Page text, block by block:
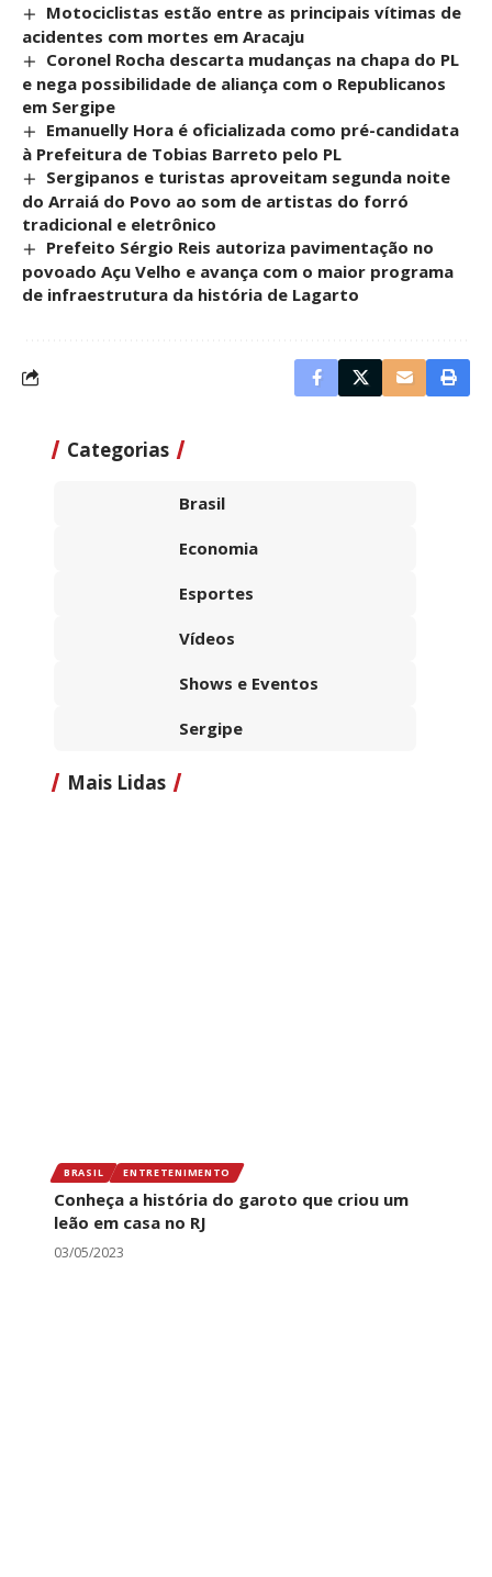
Motociclistas estão entre as principais vítimas de
acidentes com mortes em Aracaju
Coronel Rocha descarta mudanças na chapa do PL
e nega possibilidade de aliança com o Republicanos
em Sergipe
Emanuelly Hora é oficializada como pré-candidata
à Prefeitura de Tobias Barreto pelo PL
Sergipanos e turistas aproveitam segunda noite
do Arraiá do Povo ao som de artistas do forró
tradicional e eletrônico
Prefeito Sérgio Reis autoriza pavimentação no
povoado Açu Velho e avança com o maior programa
de infraestrutura da história de Lagarto
Categorias
Brasil
Economia
Esportes
Vídeos
Shows e Eventos
Sergipe
Mais Lidas
BRASIL ENTRETENIMENTO
Conheça a história do garoto que criou um
leão em casa no RJ
03/05/2023